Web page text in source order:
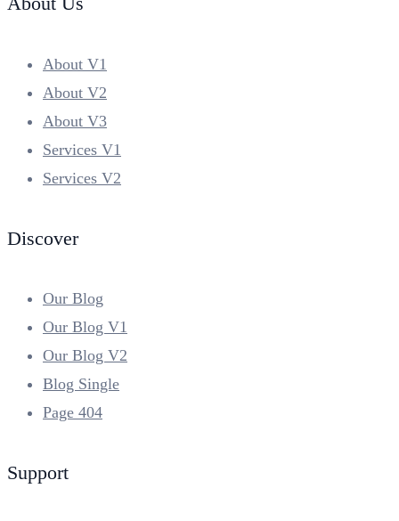
About V1
About V2
About V3
Services V1
Services V2
Discover
Our Blog
Our Blog V1
Our Blog V2
Blog Single
Page 404
Support